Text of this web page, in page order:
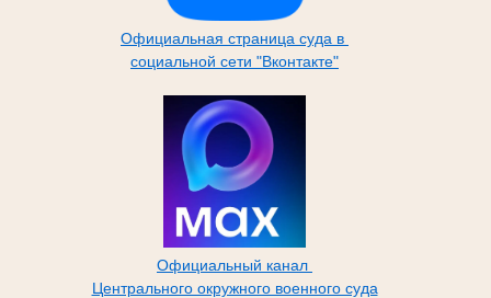
Официальная страница суда в
социальной сети "Вконтакте"
Официальный канал
Центрального окружного военного суда